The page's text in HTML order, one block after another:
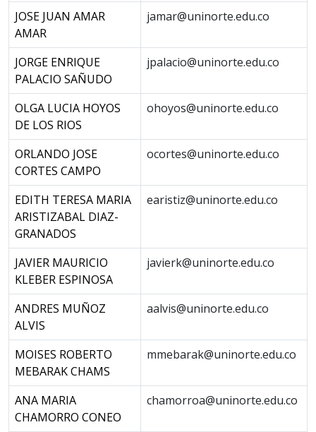
JOSE JUAN AMAR
AMAR
jamar@uninorte.edu.co
JORGE ENRIQUE
PALACIO SAÑUDO
jpalacio@uninorte.edu.co
OLGA LUCIA HOYOS
DE LOS RIOS
ohoyos@uninorte.edu.co
ORLANDO JOSE
CORTES CAMPO
ocortes@uninorte.edu.co
EDITH TERESA MARIA
ARISTIZABAL DIAZ-
GRANADOS
earistiz@uninorte.edu.co
JAVIER MAURICIO
KLEBER ESPINOSA
javierk@uninorte.edu.co
ANDRES MUÑOZ
ALVIS
aalvis@uninorte.edu.co
MOISES ROBERTO
MEBARAK CHAMS
mmebarak@uninorte.edu.co
ANA MARIA
CHAMORRO CONEO
chamorroa@uninorte.edu.co